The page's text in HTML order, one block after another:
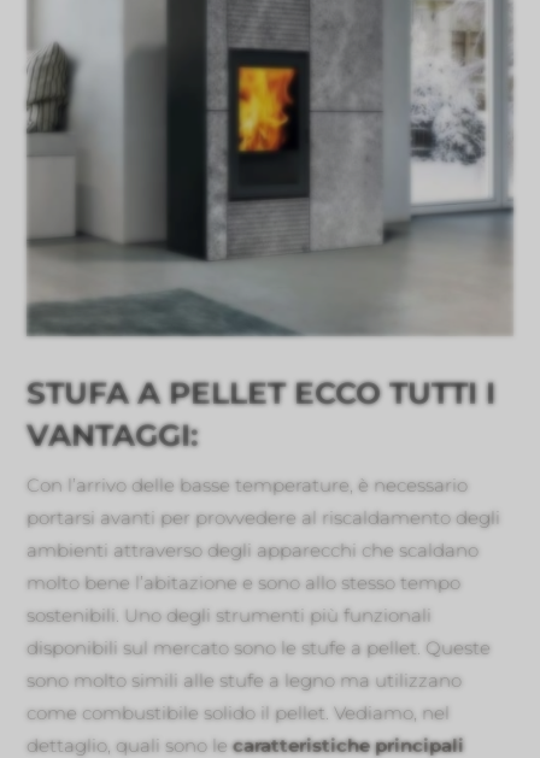
STUFA A PELLET ECCO TUTTI I
VANTAGGI:
Con l’arrivo delle basse temperature, è necessario
portarsi avanti per provvedere al riscaldamento degli
ambienti attraverso degli apparecchi che scaldano
molto bene l’abitazione e sono allo stesso tempo
sostenibili. Uno degli strumenti più funzionali
disponibili sul mercato sono le stufe a pellet. Queste
sono molto simili alle stufe a legno ma utilizzano
come combustibile solido il pellet. Vediamo, nel
dettaglio, quali sono le caratteristiche principali